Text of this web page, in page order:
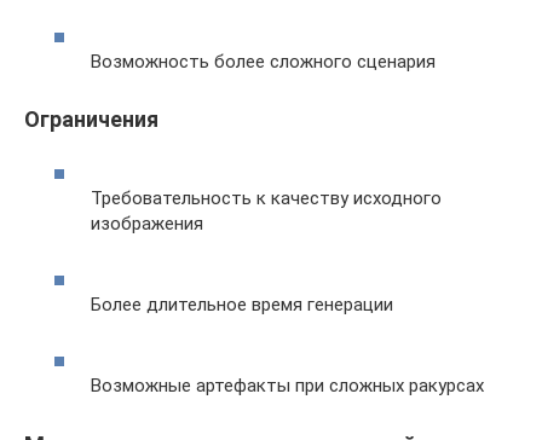
Возможность более сложного сценария
Ограничения
Требовательность к качеству исходного
изображения
Более длительное время генерации
Возможные артефакты при сложных ракурсах